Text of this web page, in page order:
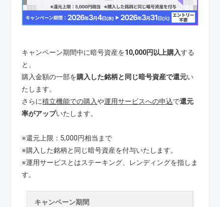
キャンペーン期間中に暗号資産を10,000円以上購入する
と、
購入金額の一部を購入した銘柄と同じ暗号資産で還元い
たします。
さらに積立機能での購入や運用サービスへの申込で還元
率がアップいたします。
※還元上限：5,000円相当まで
※購入した銘柄と同じ暗号資産を付与いたします。
※運用サービスとはステーキング、レンディングを指しま
す。
キャンペーン期間